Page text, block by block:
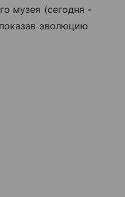
музея (сегодня -
эволюцию